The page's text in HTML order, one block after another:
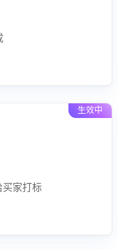
生效中
买家打标